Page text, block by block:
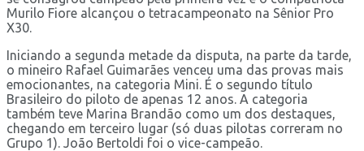
Murilo Fiore alcançou o tetracampeonato na Sênior Pro
X30.
Iniciando a segunda metade da disputa, na parte da tarde,
o mineiro Rafael Guimarães venceu uma das provas mais
emocionantes, na categoria Mini. É o segundo título
Brasileiro do piloto de apenas 12 anos. A categoria
também teve Marina Brandão como um dos destaques,
chegando em terceiro lugar (só duas pilotas correram no
Grupo 1). João Bertoldi foi o vice-campeão.